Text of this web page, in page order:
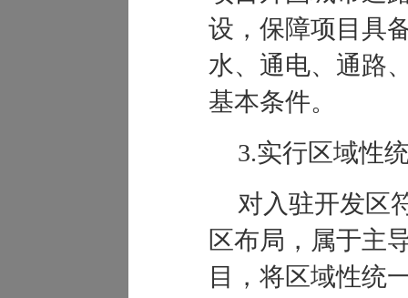
设，保障项目具
水、通电、通路
基本条件。
3.实行区域性
对入驻开发区
区布局，属于主
目，将区域性统